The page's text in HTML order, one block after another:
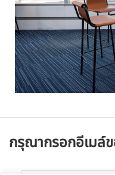
กรุณากรอกอีเมล์